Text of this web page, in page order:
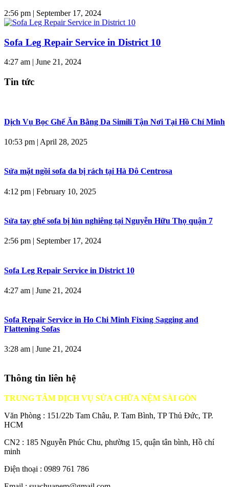
2:56 pm | September 17, 2024
Sofa Leg Repair Service in District 10
4:27 am | June 21, 2024
Tin tức
Dịch Vụ Bọc Ghế Ăn Bằng Da Simili Tận Nơi Tại Hồ Chí Minh
10:53 pm | April 28, 2025
Sửa mặt ngồi sofa da bị rách tại Hà Đô Centrosa
4:12 pm | February 10, 2025
Sửa tay ghế sofa bị lún nghiêng tại Nguyễn Hữu Thọ quận 7
2:56 pm | September 17, 2024
Sofa Leg Repair Service in District 10
4:27 am | June 21, 2024
Sofa Repair Service in Ho Chi Minh Fixing Sagging and
Flattening Sofas
3:28 am | June 21, 2024
Thông tin liên hệ
TRUNG TÂM DỊCH VỤ SỬA CHỮA NỆM SÀI GÒN
Văn Phòng : 151/22b Tam Châu, P. Tam Bình, TP Thủ Đức, TP.
HCM
CN2 : 185 Nguyễn Phúc Chu, phường 15, quận tân bình, Hồ chí
minh
Điện thoại : 0989 761 786